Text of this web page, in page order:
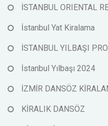
İSTANBUL ORIENTAL
İstanbul Yat Kiralama
İSTANBUL YILBAŞI
İstanbul Yılbaşı 2024
İZMİR DANSÖZ
KİRALIK DANSÖZ